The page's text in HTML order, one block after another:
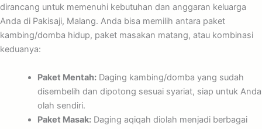
dirancang untuk memenuhi kebutuhan dan anggaran keluarga
Anda di Pakisaji, Malang. Anda bisa memilih antara paket
kambing/domba hidup, paket masakan matang, atau kombinasi
keduanya:
Paket Mentah:Daging kambing/domba yang sudah
disembelih dan dipotong sesuai syariat, siap untuk Anda
olah sendiri.
Paket Masak:Daging aqiqah diolah menjadi berbagai